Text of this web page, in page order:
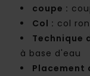
coupe :
Col : col
Technique
à base d'eau
Placement